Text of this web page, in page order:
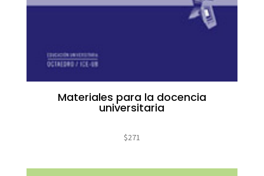
Materiales para la docencia
universitaria
$271